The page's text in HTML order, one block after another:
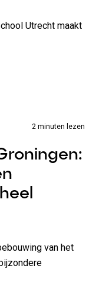
Utrecht maakt
2 minuten lezen
van het